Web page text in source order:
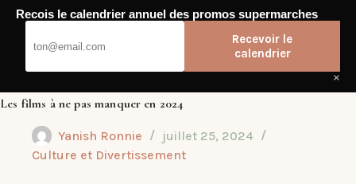
Passer
Les films à ne pas manquer en 2024
Yanish Ronnie
juillet 25, 2024
Culture et Divertissement
Recois le calendrier annuel des promos supermarches
Recevoir le
calendrier
×